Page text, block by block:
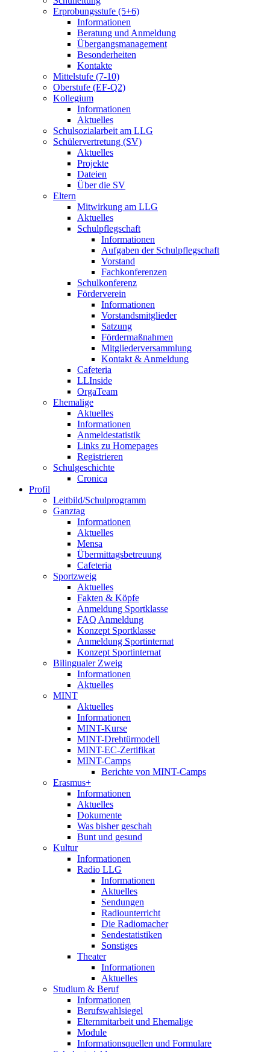
Erprobungsstufe (5+6)
Informationen
Beratung und Anmeldung
Übergangsmanagement
Besonderheiten
Kontakte
Mittelstufe (7-10)
Oberstufe (EF-Q2)
Kollegium
Informationen
Aktuelles
Schulsozialarbeit am LLG
Schülervertretung (SV)
Aktuelles
Projekte
Dateien
Über die SV
Eltern
Mitwirkung am LLG
Aktuelles
Schulpflegschaft
Informationen
Aufgaben der Schulpflegschaft
Vorstand
Fachkonferenzen
Schulkonferenz
Förderverein
Informationen
Vorstandsmitglieder
Satzung
Fördermaßnahmen
Mitgliederversammlung
Kontakt & Anmeldung
Cafeteria
LLInside
OrgaTeam
Ehemalige
Aktuelles
Informationen
Anmeldestatistik
Links zu Homepages
Registrieren
Schulgeschichte
Cronica
Profil
Leitbild/Schulprogramm
Ganztag
Informationen
Aktuelles
Mensa
Übermittagsbetreuung
Cafeteria
Sportzweig
Aktuelles
Fakten & Köpfe
Anmeldung Sportklasse
FAQ Anmeldung
Konzept Sportklasse
Anmeldung Sportinternat
Konzept Sportinternat
Bilingualer Zweig
Informationen
Aktuelles
MINT
Aktuelles
Informationen
MINT-Kurse
MINT-Drehtürmodell
MINT-EC-Zertifikat
MINT-Camps
Berichte von MINT-Camps
Erasmus+
Informationen
Aktuelles
Dokumente
Was bisher geschah
Bunt und gesund
Kultur
Informationen
Radio LLG
Informationen
Aktuelles
Sendungen
Radiounterricht
Die Radiomacher
Sendestatistiken
Sonstiges
Theater
Informationen
Aktuelles
Studium & Beruf
Informationen
Berufswahlsiegel
Elternmitarbeit und Ehemalige
Module
Informationsquellen und Formulare